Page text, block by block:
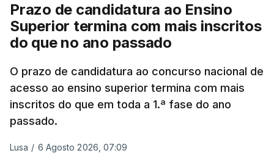
Prazo de candidatura ao Ensino
Superior termina com mais inscritos
do que no ano passado
O prazo de candidatura ao concurso nacional de
acesso ao ensino superior termina com mais
inscritos do que em toda a 1.ª fase do ano
passado.
Lusa / 6 Agosto 2026, 07:09